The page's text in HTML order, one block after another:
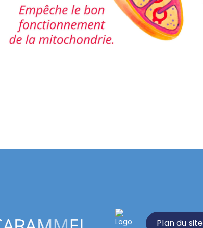
Plan du site